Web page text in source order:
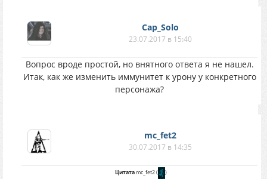
Cap_Solo
23.07.2017 в 15:40
Вопрос вроде простой, но внятного ответа я не нашел.
Итак, как же изменить иммунитет к урону у конкретного
персонажа?
mc_fet2
30.07.2017 в 14:35
Цитатаmc_fet2( )